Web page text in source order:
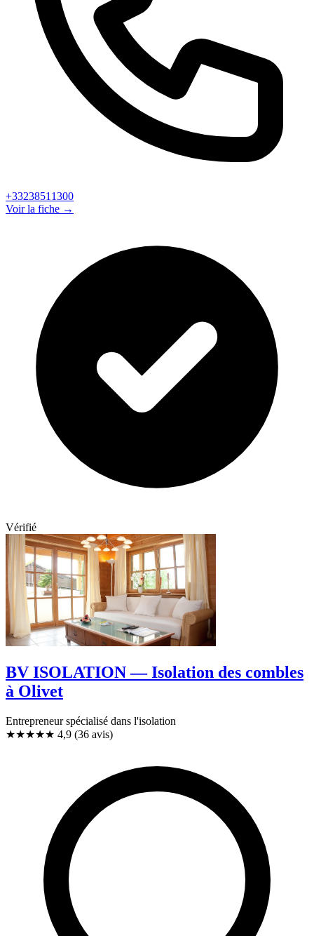
+33238511300
Voir la fiche →
Vérifié
BV ISOLATION — Isolation des combles
à Olivet
Entrepreneur spécialisé dans l'isolation
★★★★★ 4,9 (36 avis)